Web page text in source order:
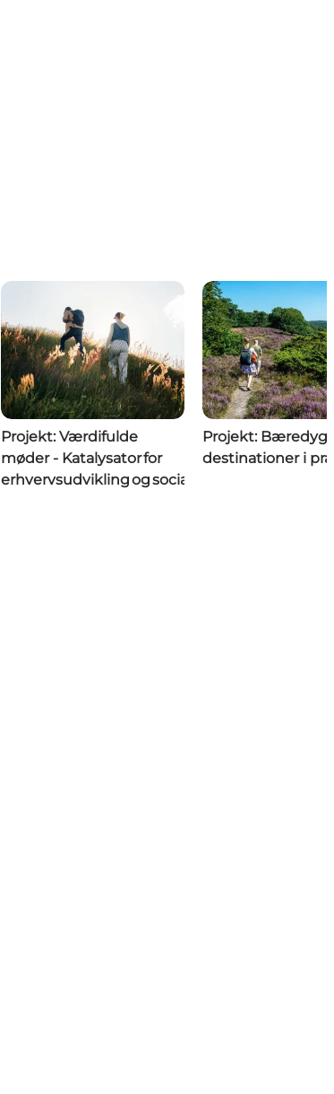
Projekt: Værdifulde
møder - Katalysator for
erhvervsudvikling og social balance
Projekt:
destinationer i